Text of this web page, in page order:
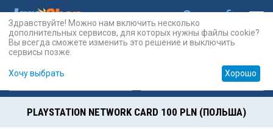
Карты Prepaid
PLAYSTATION NETWORK CARD 100 PLN (ПОЛЬША)
Здравствуйте! Можно нам включить несколько
дополнительных сервисов, для которых нужны файлы cookie?
Вы всегда сможете изменить это решение и выключить
сервисы позже.
Хочу выбрать Хорошо